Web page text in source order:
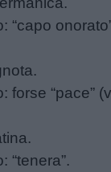
“capo
forse “pace”
“tenera”.